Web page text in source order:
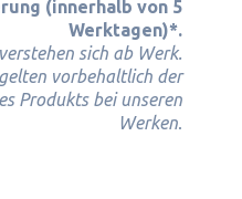
(innerhalb von 5
Werktagen)*.
sich ab Werk.
vorbehaltlich der
Produkts bei unseren
Werken.